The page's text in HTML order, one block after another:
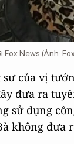
News (Ảnh:
của vị
đưa ra
sử dụng
không đưa